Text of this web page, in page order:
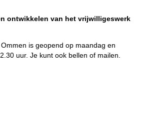
ontwikkelen van het vrijwilligeswerk
is geopend op maandag en
uur. Je kunt ook bellen of mailen.